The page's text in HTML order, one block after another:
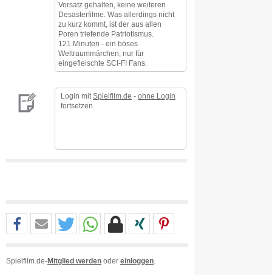
Vorsatz gehalten, keine weiteren
Desasterfilme. Was allerdings nicht
zu kurz kommt, ist der aus allen
Poren triefende Patriotismus.
121 Minuten - ein böses
Weltraummärchen, nur für
eingefleischte SCI-FI Fans.
Login mit Spielfilm.de - ohne Login
fortsetzen.
Spielfilm.de-Mitglied werden oder einloggen